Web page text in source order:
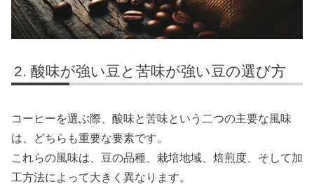
酸味が強い豆と苦味が強い豆の選び方
コーヒーを選ぶ際、酸味と苦味という二つの主要な風味
は、どちらも重要な要素です。
これらの風味は、豆の品種、栽培地域、焙煎度、そして加
工方法によって大きく異なります。